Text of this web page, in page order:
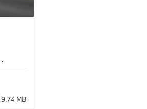
·
9.74 MB